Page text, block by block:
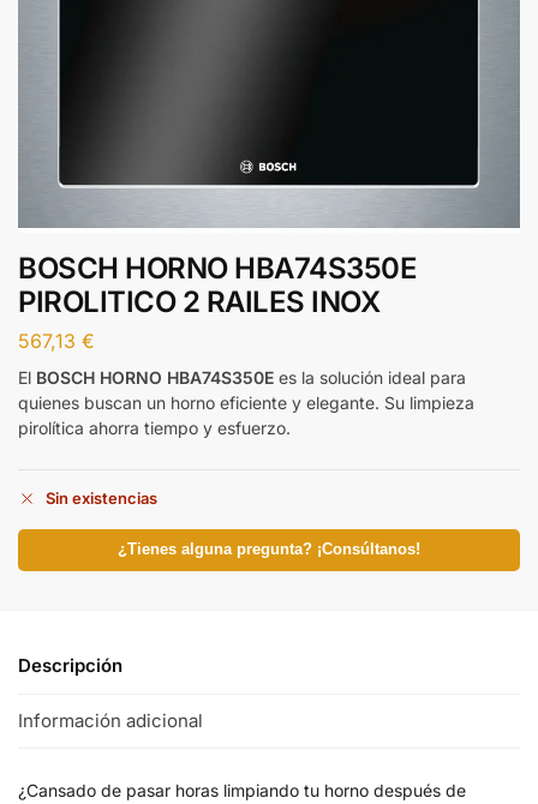
BOSCH HORNO HBA74S350E
PIROLITICO 2 RAILES INOX
567,13 €
El BOSCH HORNO HBA74S350E es la solución ideal para
quienes buscan un horno eficiente y elegante. Su limpieza
pirolítica ahorra tiempo y esfuerzo.
Sin existencias
¿Tienes alguna pregunta? ¡Consúltanos!
Descripción
Información adicional
¿Cansado de pasar horas limpiando tu horno después de